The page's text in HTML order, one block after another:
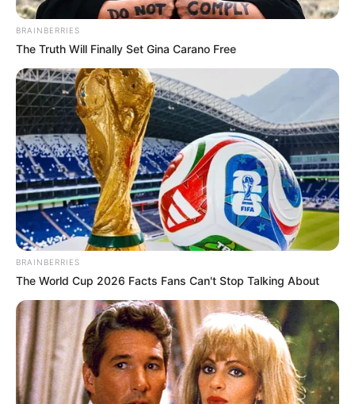
BRAINBERRIES
The Truth Will Finally Set Gina Carano Free
BRAINBERRIES
The World Cup 2026 Facts Fans Can't Stop Talking About